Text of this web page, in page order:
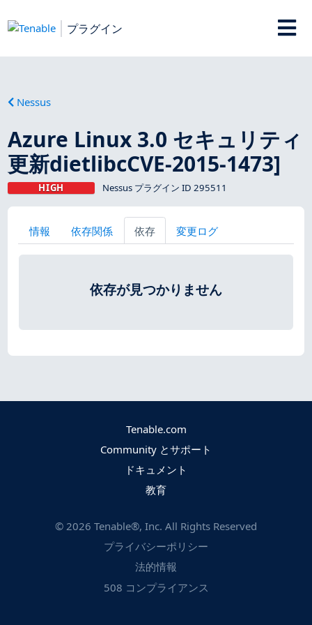
プラグイン
Nessus
Azure Linux 3.0 セキュリティ
更新dietlibcCVE-2015-1473]
HIGH Nessus プラグイン ID 295511
情報 依存関係 依存 変更ログ
依存が見つかりません
Tenable.com
Community とサポート
ドキュメント
教育
© 2026 Tenable®, Inc. All Rights Reserved
プライバシーポリシー
法的情報
508 コンプライアンス